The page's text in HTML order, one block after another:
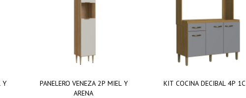
Y
PANELERO VENEZA 2P MIEL Y
ARENA
KIT COCINA DECIBAL 4P 1C